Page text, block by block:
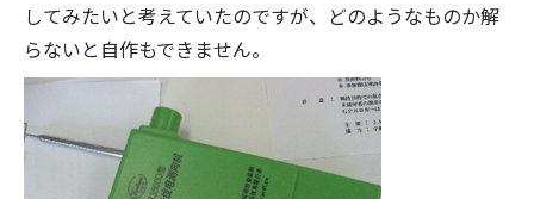
してみたいと考えていたのですが、どのようなものか解
らないと自作もできません。